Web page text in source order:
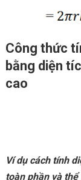
Công thức
bằng diện
cao
Ví dụ cách tính
toàn phần và